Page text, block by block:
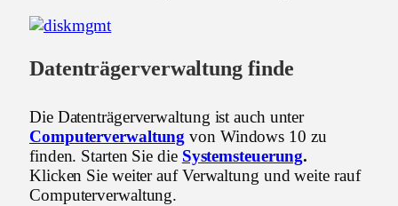
Datenträgerverwaltung finde
Die Datenträgerverwaltung ist auch unter
Computerverwaltung von Windows 10 zu
finden. Starten Sie die Systemsteuerung.
Klicken Sie weiter auf Verwaltung und weite rauf
Computerverwaltung.